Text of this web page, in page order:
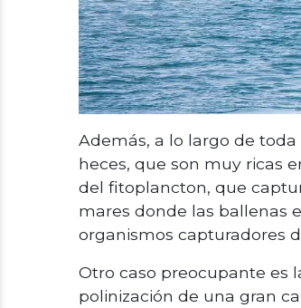
Además, a lo largo de
heces, que son muy ricas
del fitoplancton, que
mares donde las ballenas
organismos capturadores
Otro caso preocupante es
polinización de una gran